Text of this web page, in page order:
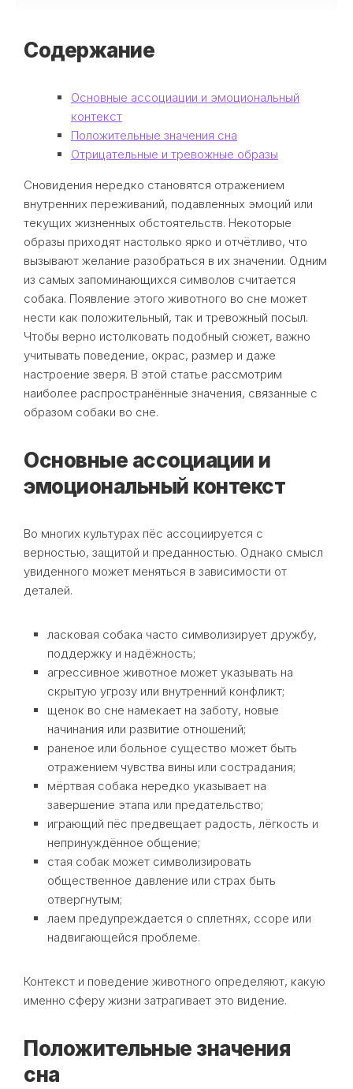
Содержание
Основные ассоциации и эмоциональный
контекст
Положительные значения сна
Отрицательные и тревожные образы
Сновидения нередко становятся отражением
внутренних переживаний, подавленных эмоций или
текущих жизненных обстоятельств. Некоторые
образы приходят настолько ярко и отчётливо, что
вызывают желание разобраться в их значении. Одним
из самых запоминающихся символов считается
собака. Появление этого животного во сне может
нести как положительный, так и тревожный посыл.
Чтобы верно истолковать подобный сюжет, важно
учитывать поведение, окрас, размер и даже
настроение зверя. В этой статье рассмотрим
наиболее распространённые значения, связанные с
образом собаки во сне.
Основные ассоциации и
эмоциональный контекст
Во многих культурах пёс ассоциируется с
верностью, защитой и преданностью. Однако смысл
увиденного может меняться в зависимости от
деталей.
ласковая собака часто символизирует дружбу,
поддержку и надёжность;
агрессивное животное может указывать на
скрытую угрозу или внутренний конфликт;
щенок во сне намекает на заботу, новые
начинания или развитие отношений;
раненое или больное существо может быть
отражением чувства вины или сострадания;
мёртвая собака нередко указывает на
завершение этапа или предательство;
играющий пёс предвещает радость, лёгкость и
непринуждённое общение;
стая собак может символизировать
общественное давление или страх быть
отвергнутым;
лаем предупреждается о сплетнях, ссоре или
надвигающейся проблеме.
Контекст и поведение животного определяют, какую
именно сферу жизни затрагивает это видение.
Положительные значения
сна